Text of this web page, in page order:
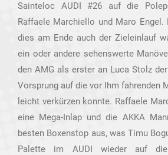
Sainteloc AUDI #26 auf die
Raffaele Marchiello und Maro Engel.
dies am Ende auch der Zieleinlauf
ein oder andere sehenswerte
den AMG als erster an Luca Stolz
Vorsprung auf die vor Ihm fahrenden
leicht verkürzen konnte. Raffaele
eine Mega-Inlap und die AKKA
besten Boxenstop aus, was Timu
Palette im AUDI wieder auf